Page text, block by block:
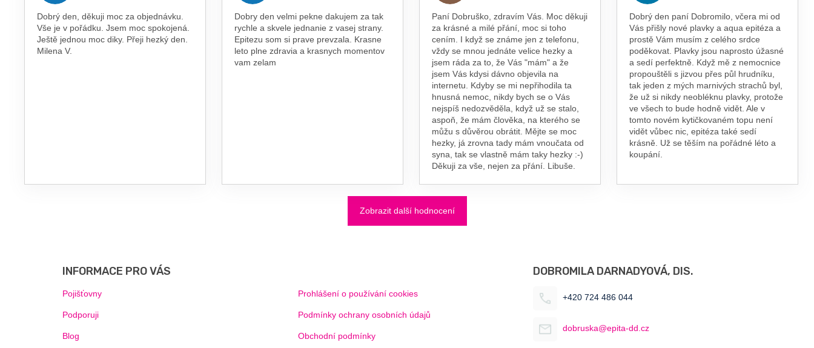
Dobrý den, děkuji moc za objednávku.
Vše je v pořádku. Jsem moc spokojená.
Ještě jednou moc diky. Přeji hezký den.
Milena V.
Dobry den velmi pekne dakujem za tak
rychle a skvele jednanie z vasej strany.
Epitezu som si prave prevzala. Krasne
leto plne zdravia a krasnych momentov
vam zelam
Paní Dobruško, zdravím Vás. Moc děkuji
za krásné a milé přání, moc si toho
cením. I když se známe jen z telefonu,
vždy se mnou jednáte velice hezky a
jsem ráda za to, že Vás "mám" a že
jsem Vás kdysi dávno objevila na
internetu. Kdyby se mi nepřihodila ta
hnusná nemoc, nikdy bych se o Vás
nejspíš nedozvěděla, když už se stalo,
aspoň, že mám člověka, na kterého se
můžu s důvěrou obrátit. Mějte se moc
hezky, já zrovna tady mám vnoučata od
syna, tak se vlastně mám taky hezky :-)
Děkuji za vše, nejen za přání. Libuše.
Dobrý den paní Dobromilo, včera mi od
Vás přišly nové plavky a aqua epitéza a
prostě Vám musím z celého srdce
poděkovat. Plavky jsou naprosto úžasné
a sedí perfektně. Když mě z nemocnice
propouštěli s jizvou přes půl hrudníku,
tak jeden z mých marnivých strachů byl,
že už si nikdy neobléknu plavky, protože
ve všech to bude hodně vidět. Ale v
tomto novém kytičkovaném topu není
vidět vůbec nic, epitéza také sedí
krásně. Už se těším na pořádné léto a
koupání.
Zobrazit další hodnocení
INFORMACE PRO VÁS
Pojišťovny
Podporuji
Blog
Prohlášení o používání cookies
Podmínky ochrany osobních údajů
Obchodní podmínky
DOBROMILA DARNADYOVÁ, DIS.
+420 724 486 044
dobruska@epita-dd.cz